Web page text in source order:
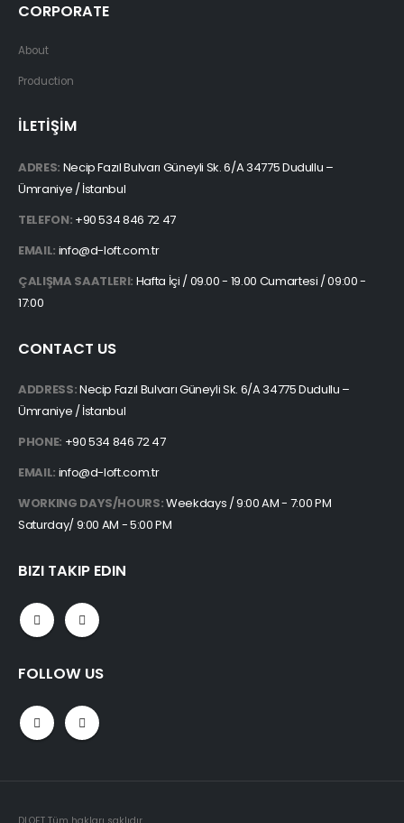
CORPORATE
About
Production
İLETİŞİM
ADRES: Necip Fazıl Bulvarı Güneyli Sk. 6/A 34775 Dudullu –
Ümraniye / İstanbul
TELEFON: +90 534 846 72 47
EMAIL: info@d-loft.com.tr
ÇALIŞMA SAATLERI: Hafta İçi / 09.00 - 19.00 Cumartesi / 09:00 -
17:00
CONTACT US
ADDRESS:Necip Fazıl Bulvarı Güneyli Sk. 6/A 34775 Dudullu –
Ümraniye / İstanbul
PHONE: +90 534 846 72 47
EMAIL: info@d-loft.com.tr
WORKING DAYS/HOURS:Weekdays / 9:00 AM - 7:00 PM
Saturday/ 9:00 AM - 5:00 PM
BIZI TAKIP EDIN
FOLLOW US